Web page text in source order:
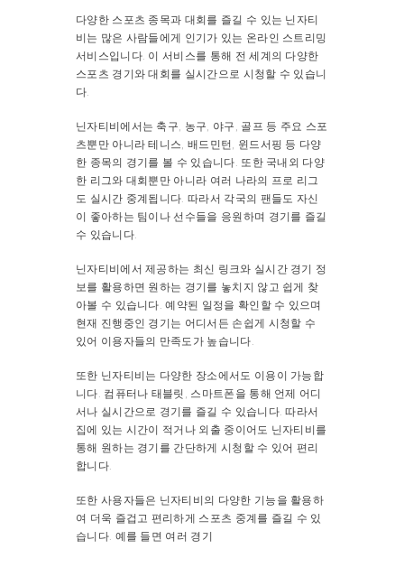
다양한 스포츠 종목과 대회를 즐길 수 있는 닌자티
비는 많은 사람들에게 인기가 있는 온라인 스트리밍
서비스입니다. 이 서비스를 통해 전 세계의 다양한
스포츠 경기와 대회를 실시간으로 시청할 수 있습니
다.
닌자티비에서는 축구, 농구, 야구, 골프 등 주요 스포
츠뿐만 아니라 테니스, 배드민턴, 윈드서핑 등 다양
한 종목의 경기를 볼 수 있습니다. 또한 국내외 다양
한 리그와 대회뿐만 아니라 여러 나라의 프로 리그
도 실시간 중계됩니다. 따라서 각국의 팬들도 자신
이 좋아하는 팀이나 선수들을 응원하며 경기를 즐길
수 있습니다.
닌자티비에서 제공하는 최신 링크와 실시간 경기 정
보를 활용하면 원하는 경기를 놓치지 않고 쉽게 찾
아볼 수 있습니다. 예약된 일정을 확인할 수 있으며
현재 진행중인 경기는 어디서든 손쉽게 시청할 수
있어 이용자들의 만족도가 높습니다.
또한 닌자티비는 다양한 장소에서도 이용이 가능합
니다. 컴퓨터나 태블릿, 스마트폰을 통해 언제 어디
서나 실시간으로 경기를 즐길 수 있습니다. 따라서
집에 있는 시간이 적거나 외출 중이어도 닌자티비를
통해 원하는 경기를 간단하게 시청할 수 있어 편리
합니다.
또한 사용자들은 닌자티비의 다양한 기능을 활용하
여 더욱 즐겁고 편리하게 스포츠 중계를 즐길 수 있
습니다. 예를 들면 여러 경기